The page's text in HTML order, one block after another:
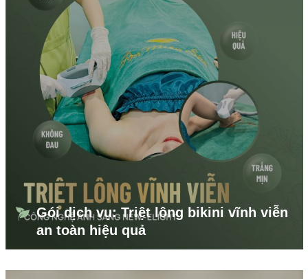
Gói dịch vụ: Triệt lông bikini vĩnh viễn
an toàn hiệu quả